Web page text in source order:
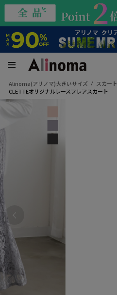
Alinoma(アリノマ)大きいサイズ スカート
CLETTEオリジナルレースフレアスカート